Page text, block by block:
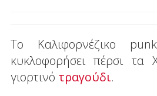
Το Καλιφορνέζικο
κυκλοφορήσει πέρσι τα
γιορτινό τραγούδι.